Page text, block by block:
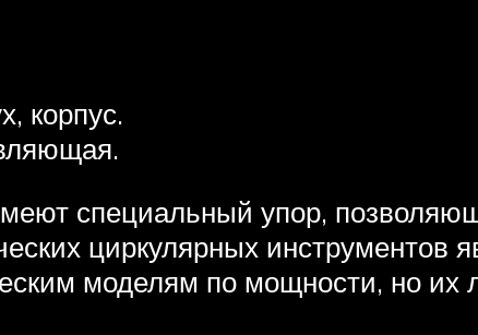
корпус.
специальный упор,
циркулярных инструментов
моделям по мощности, но их